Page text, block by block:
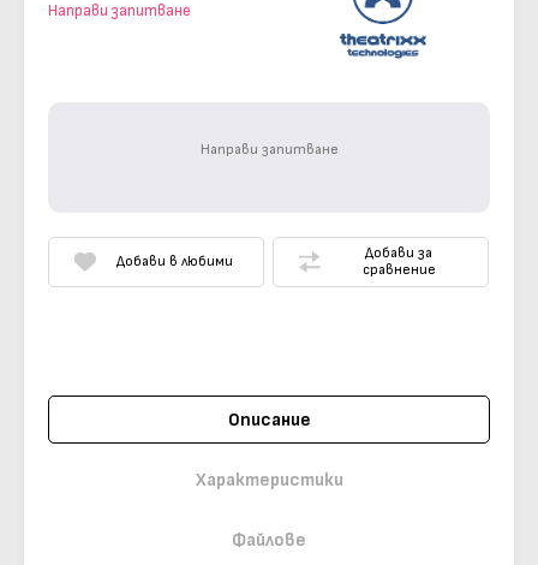
Направи запитване
Направи запитване
Добави в любими
Добави за
сравнение
Описание
Характеристики
Файлове